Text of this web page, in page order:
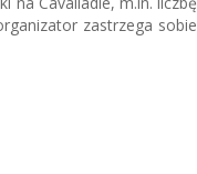
zastrzega sobie